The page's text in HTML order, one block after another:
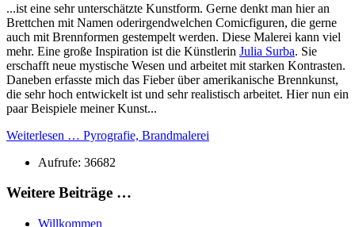
...ist eine sehr unterschätzte Kunstform. Gerne denkt man hier an
Brettchen mit Namen oderirgendwelchen Comicfiguren, die gerne
auch mit Brennformen gestempelt werden. Diese Malerei kann viel
mehr. Eine große Inspiration ist die Künstlerin Julia Surba. Sie
erschafft neue mystische Wesen und arbeitet mit starken Kontrasten.
Daneben erfasste mich das Fieber über amerikanische Brennkunst,
die sehr hoch entwickelt ist und sehr realistisch arbeitet. Hier nun ein
paar Beispiele meiner Kunst...
Weiterlesen … Pyrografie, Brandmalerei
Aufrufe: 36682
Weitere Beiträge …
Willkommen